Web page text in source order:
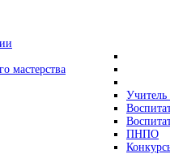
мастерства
Учитель
ПНПО